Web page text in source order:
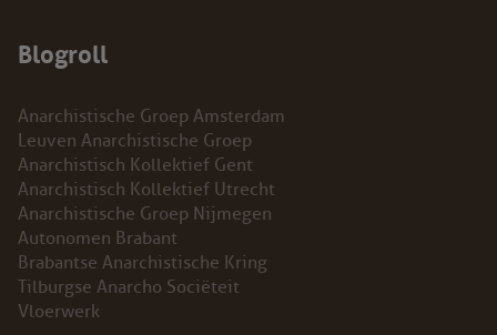
Blogroll
Anarchistische Groep Amsterdam
Leuven Anarchistische Groep
Anarchistisch Kollektief Gent
Anarchistisch Kollektief Utrecht
Anarchistische Groep Nijmegen
Autonomen Brabant
Brabantse Anarchistische Kring
Tilburgse Anarcho Sociëteit
Vloerwerk